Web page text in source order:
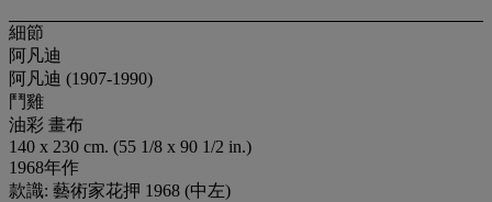
細節
阿凡迪
阿凡迪 (1907-1990)
鬥雞
油彩 畫布
140 x 230 cm. (55 1/8 x 90 1/2 in.)
1968年作
款識: 藝術家花押 1968 (中左)